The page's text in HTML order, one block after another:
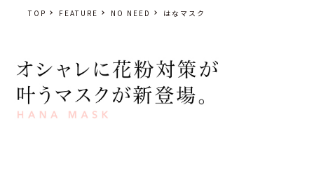
TOP FEATURE NO NEED はなマスク